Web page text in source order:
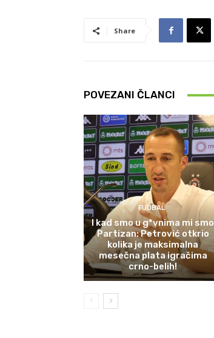
Share
POVEZANI ČLANCI
FUDBAL
I kad smo u g*vnima mi smo
Partizan: Petrović otkrio
kolika je maksimalna
mesečna plata igračima
crno-belih!